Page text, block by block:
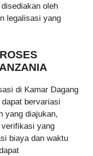
oleh
legalisasi yang
di Kamar Dagang
bervariasi
yang diajukan,
yang
biaya dan waktu